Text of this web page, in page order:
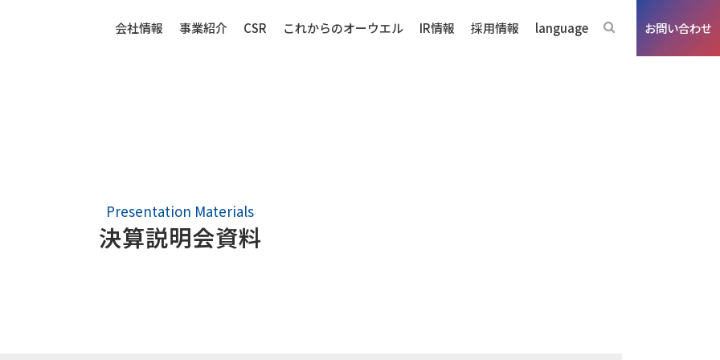
会社情報 事業紹介 CSR これからのオーウエル IR情報 採用情報 language お問い合わせ
決算説明会資料